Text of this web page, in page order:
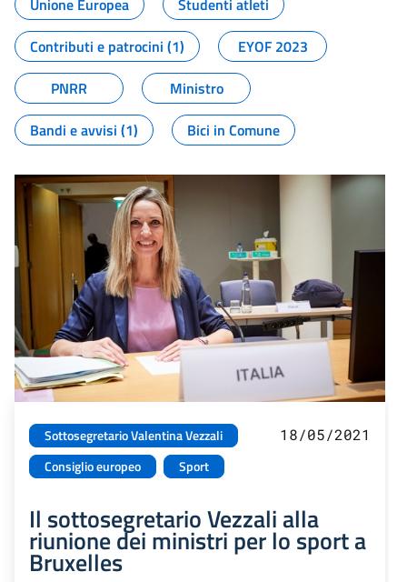
Unione Europea
Studenti atleti
Contributi e patrocini (1)
EYOF 2023
PNRR
Ministro
Bandi e avvisi (1)
Bici in Comune
Sottosegretario Valentina Vezzali
Consiglio europeo
Sport
18/05/2021
Il sottosegretario Vezzali alla
riunione dei ministri per lo sport a
Bruxelles